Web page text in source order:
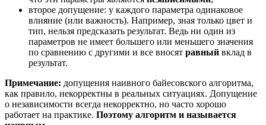
второе допущение: у каждого параметра одинаковое
влияние (или важность). Например, зная только цвет и
тип, нельзя предсказать результат. Ведь ни один из
параметров не имеет большего или меньшего значения
по сравнению с другими и все вносят равный вклад в
результат.
Примечание: допущения наивного байесовского алгоритма,
как правило, некорректны в реальных ситуациях. Допущение
о независимости всегда некорректно, но часто хорошо
работает на практике. Поэтому алгоритм и называется